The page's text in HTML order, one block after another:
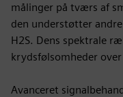
målinger på tværs af
den understøtter
H2S. Dens spektrale
krydsfølsomheder
Avanceret